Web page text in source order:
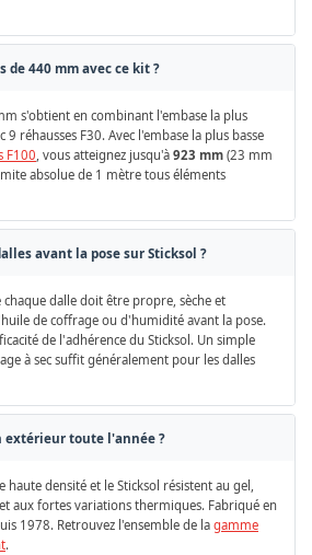
de 440 mm avec ce kit ?
s'obtient en combinant l'embase la plus
réhausses F30. Avec l'embase la plus basse
F100, vous atteignez jusqu'à 923 mm (23 mm
absolue de 1 mètre tous éléments
avant la pose sur Sticksol ?
dalle doit être propre, sèche et
de coffrage ou d'humidité avant la pose.
de l'adhérence du Sticksol. Un simple
à sec suffit généralement pour les dalles
extérieur toute l'année ?
densité et le Sticksol résistent au gel,
aux fortes variations thermiques. Fabriqué en
1978. Retrouvez l'ensemble de la gamme
.